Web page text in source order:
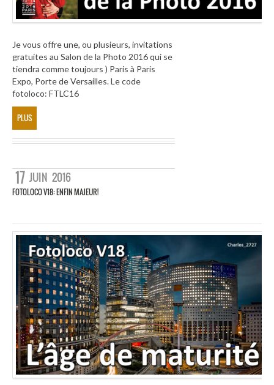
Je vous offre une, ou plusieurs, invitations
gratuites au Salon de la Photo 2016 qui se
tiendra comme toujours ) Paris à Paris
Expo, Porte de Versailles. Le code
fotoloco: FTLC16
PLUS
17 JUIN 2016
FOTOLOCO V18: ENFIN MAJEUR!